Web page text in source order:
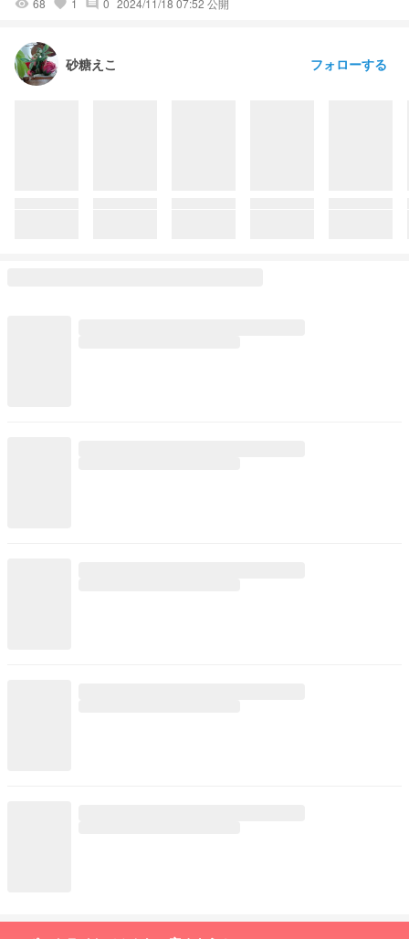
visibility 68 favorite 1 comment 0 2024/11/18 07:52 公開
砂糖えこ フォローする